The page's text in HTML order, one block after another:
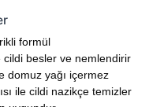
formül
cildi besler ve nemlendirir
domuz yağı içermez
ile cildi nazikçe temizler